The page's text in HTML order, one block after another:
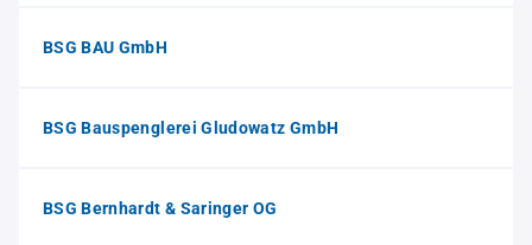
BSG BAU GmbH
BSG Bauspenglerei Gludowatz GmbH
BSG Bernhardt & Saringer OG